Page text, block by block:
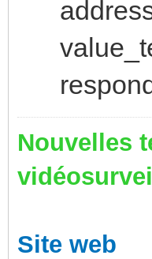
Nouvelles
Site web